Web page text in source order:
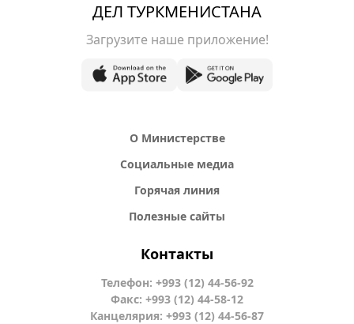
ДЕЛ ТУРКМЕНИСТАНА
Загрузите наше приложение!
О Министерстве
Социальные медиа
Горячая линия
Полезные сайты
Контакты
Телефон: +993 (12) 44-56-92
Факс: +993 (12) 44-58-12
Канцелярия: +993 (12) 44-56-87